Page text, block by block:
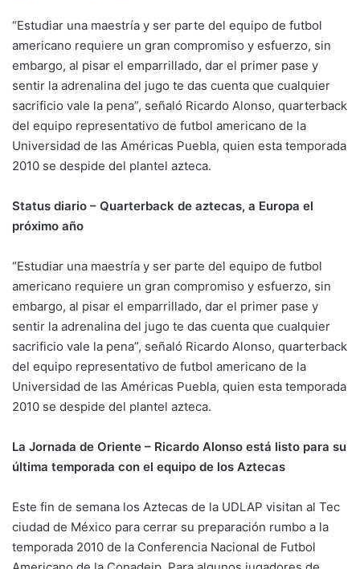
“Estudiar una maestría y ser parte del equipo de futbol
americano requiere un gran compromiso y esfuerzo, sin
embargo, al pisar el emparrillado, dar el primer pase y
sentir la adrenalina del jugo te das cuenta que cualquier
sacrificio vale la pena”, señaló Ricardo Alonso, quarterback
del equipo representativo de futbol americano de la
Universidad de las Américas Puebla, quien esta temporada
2010 se despide del plantel azteca.
Status diario – Quarterback de aztecas, a Europa el
próximo año
“Estudiar una maestría y ser parte del equipo de futbol
americano requiere un gran compromiso y esfuerzo, sin
embargo, al pisar el emparrillado, dar el primer pase y
sentir la adrenalina del jugo te das cuenta que cualquier
sacrificio vale la pena”, señaló Ricardo Alonso, quarterback
del equipo representativo de futbol americano de la
Universidad de las Américas Puebla, quien esta temporada
2010 se despide del plantel azteca.
La Jornada de Oriente – Ricardo Alonso está listo para su
última temporada con el equipo de los Aztecas
Este fin de semana los Aztecas de la UDLAP visitan al Tec
ciudad de México para cerrar su preparación rumbo a la
temporada 2010 de la Conferencia Nacional de Futbol